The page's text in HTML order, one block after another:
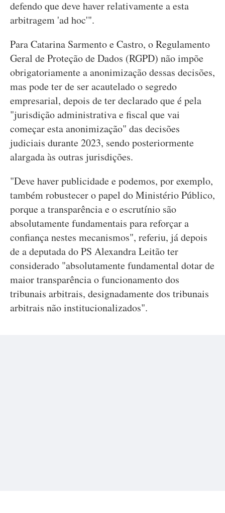
defendo que deve haver relativamente a esta
arbitragem 'ad hoc'".
Para Catarina Sarmento e Castro, o Regulamento
Geral de Proteção de Dados (RGPD) não impõe
obrigatoriamente a anonimização dessas decisões,
mas pode ter de ser acautelado o segredo
empresarial, depois de ter declarado que é pela
"jurisdição administrativa e fiscal que vai
começar esta anonimização" das decisões
judiciais durante 2023, sendo posteriormente
alargada às outras jurisdições.
"Deve haver publicidade e podemos, por exemplo,
também robustecer o papel do Ministério Público,
porque a transparência e o escrutínio são
absolutamente fundamentais para reforçar a
confiança nestes mecanismos", referiu, já depois
de a deputada do PS Alexandra Leitão ter
considerado "absolutamente fundamental dotar de
maior transparência o funcionamento dos
tribunais arbitrais, designadamente dos tribunais
arbitrais não institucionalizados".